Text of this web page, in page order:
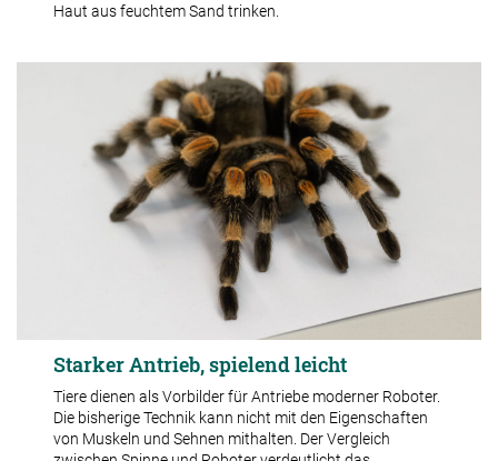
Haut aus feuchtem Sand trinken.
Starker Antrieb, spielend leicht
Tiere dienen als Vorbilder für Antriebe moderner Roboter.
Die bisherige Technik kann nicht mit den Eigenschaften
von Muskeln und Sehnen mithalten. Der Vergleich